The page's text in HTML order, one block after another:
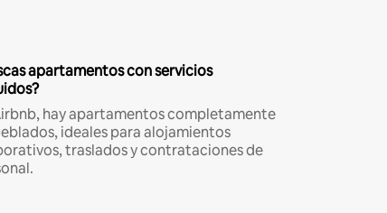
apartamentos con servicios
hay apartamentos completamente
ideales para alojamientos
traslados y contrataciones de